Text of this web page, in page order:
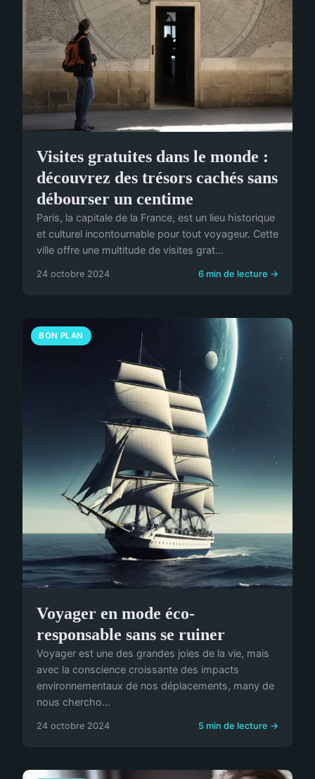
Visites gratuites dans le monde :
découvrez des trésors cachés sans
débourser un centime
Paris, la capitale de la France, est un lieu historique
et culturel incontournable pour tout voyageur. Cette
ville offre une multitude de visites grat...
24 octobre 2024 6 min de lecture →
BON PLAN
Voyager en mode éco-
responsable sans se ruiner
Voyager est une des grandes joies de la vie, mais
avec la conscience croissante des impacts
environnementaux de nos déplacements, many de
nous chercho...
24 octobre 2024 5 min de lecture →